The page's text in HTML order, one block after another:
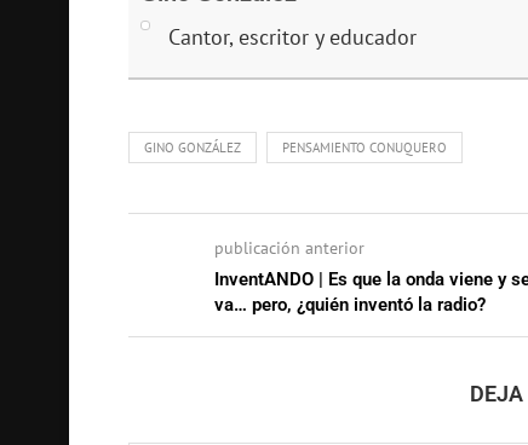
Cantor, escritor y educador
GINO GONZÁLEZ PENSAMIENTO CONUQUERO
publicación anterior
InventANDO | Es que la onda viene y
va… pero, ¿quién inventó la radio?
DEJA